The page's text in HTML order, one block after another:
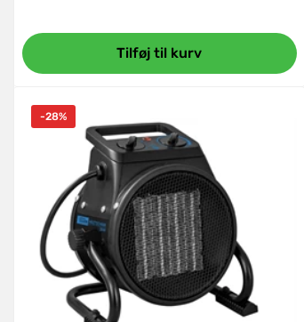
Tilføj til kurv
-28%